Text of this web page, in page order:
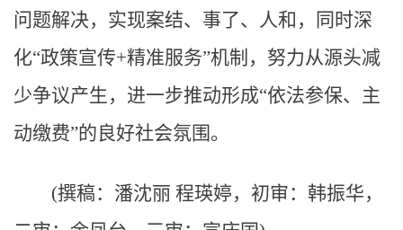
问题解决，实现案结、事了、人和，同时深
化“政策宣传+精准服务”机制，努力从源头减
少争议产生，进一步推动形成“依法参保、主
动缴费”的良好社会氛围。
(撰稿：潘沈丽 程瑛婷，初审：韩振华，